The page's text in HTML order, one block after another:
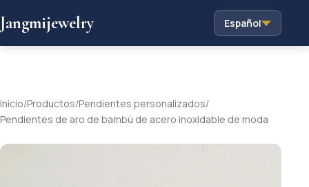
Jangmijewelry Español
Inicio/Productos/Pendientes personalizados/
Pendientes de aro de bambú de acero inoxidable de moda